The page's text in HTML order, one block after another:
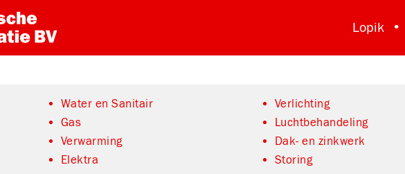
Lopik •
Water en Sanitair
Gas
Verwarming
Elektra
Verlichting
Luchtbehandeling
Dak- en zinkwerk
Storing